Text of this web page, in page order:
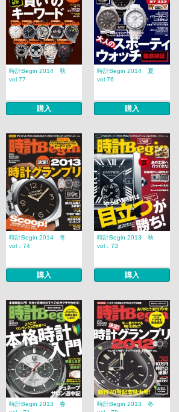
時計Begin 2014 秋
vol.77
購入
時計Begin 2014 夏
vol.76
購入
時計Begin 2014 冬
vol．74
購入
時計Begin 2013 秋
vol．73
購入
時計Begin 2013 春
時計Begin 2013 冬